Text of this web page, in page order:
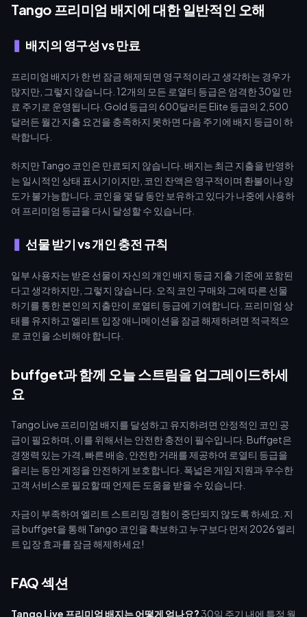
Tango 프리미엄 배지에 대한 일반적인 오해
배지의 영구성 vs 만료
프리미엄 배지가 한 번 잠금 해제되면 영구적이라고 생각하는 경우가
많지만, 그렇지 않습니다. 12개의 모든 로열티 등급은 엄격한 30일 만
료 주기로 운영됩니다. Gold 등급의 600달러든 Elite 등급의 2,500
달러든 월간 지출 요건을 충족하지 못하면 다음 주기에 배지 등급이 하
락합니다.
하지만 Tango 코인은 만료되지 않습니다. 배지는 최근 지출을 반영하
는 일시적인 상태 표시기이지만, 코인 잔액은 영구적이며 환불이나 양
도가 불가능합니다. 코인을 몇 달 동안 보유하고 있다가 나중에 사용하
여 프리미엄 등급을 다시 달성할 수 있습니다.
선물 받기 vs 개인 충전 규칙
일부 사용자는 받은 선물이 자신의 개인 배지 등급 지출 기준에 포함된
다고 생각하지만, 그렇지 않습니다. 오직 코인 구매와 그에 따른 선물
하기를 통한 본인의 지출만이 로열티 등급에 기여합니다. 프리미엄 상
태를 유지하고 엘리트 입장 애니메이션을 잠금 해제하려면 적극적으
로 코인을 소비해야 합니다.
buffget과 함께 오늘 스트림을 업그레이드하세
요
Tango Live 프리미엄 배지를 달성하고 유지하려면 안정적인 코인 공
급이 필요하며, 이를 위해서는 안전한 충전이 필수입니다. Buffget은
경쟁력 있는 가격, 빠른 배송, 안전한 거래를 제공하여 로열티 등급을
올리는 동안 계정을 안전하게 보호합니다. 폭넓은 게임 지원과 우수한
고객 서비스로 필요할 때 언제든 도움을 받을 수 있습니다.
자금이 부족하여 엘리트 스트리밍 경험이 중단되지 않도록 하세요. 지
금 buffget을 통해 Tango 코인을 확보하고 누구보다 먼저 2026 엘리
트 입장 효과를 잠금 해제하세요!
FAQ 섹션
Tango Live 프리미엄 배지는 어떻게 얻나요?30일 주기 내에 특정 월